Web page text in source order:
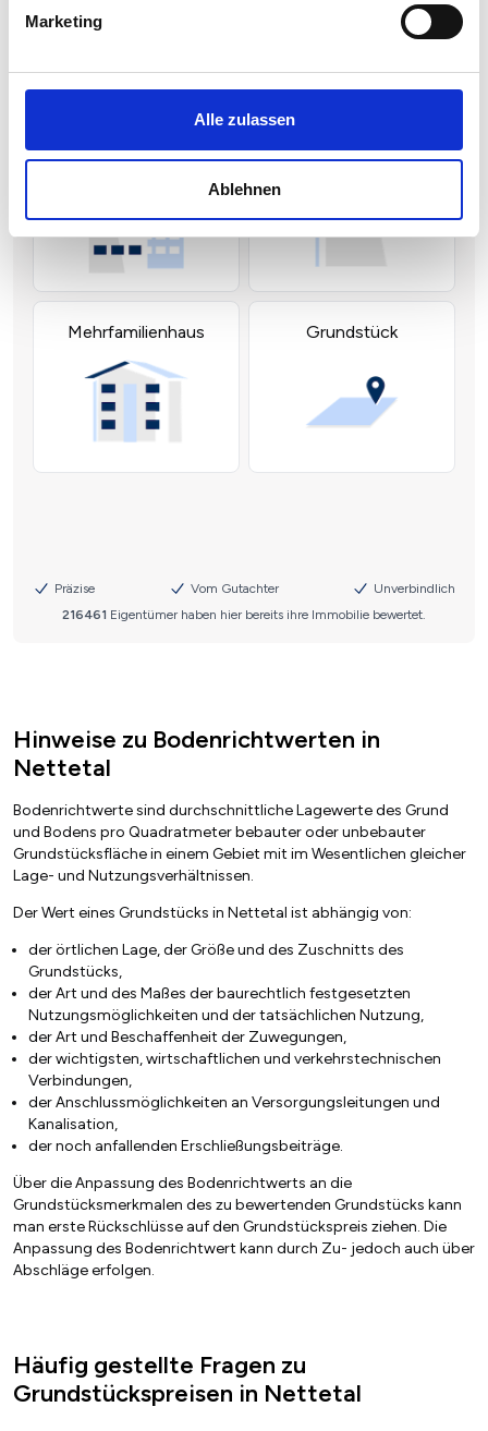
Marketing
Alle zulassen
Ablehnen
Hinweise zu Bodenrichtwerten in
Nettetal
Bodenrichtwerte sind durchschnittliche Lagewerte des Grund
und Bodens pro Quadratmeter bebauter oder unbebauter
Grundstücksfläche in einem Gebiet mit im Wesentlichen gleicher
Lage- und Nutzungsverhältnissen.
Der Wert eines Grundstücks in Nettetal ist abhängig von:
der örtlichen Lage, der Größe und des Zuschnitts des
Grundstücks,
der Art und des Maßes der baurechtlich festgesetzten
Nutzungsmöglichkeiten und der tatsächlichen Nutzung,
der Art und Beschaffenheit der Zuwegungen,
der wichtigsten, wirtschaftlichen und verkehrstechnischen
Verbindungen,
der Anschlussmöglichkeiten an Versorgungsleitungen und
Kanalisation,
der noch anfallenden Erschließungsbeiträge.
Über die Anpassung des Bodenrichtwerts an die
Grundstücksmerkmalen des zu bewertenden Grundstücks kann
man erste Rückschlüsse auf den Grundstückspreis ziehen. Die
Anpassung des Bodenrichtwert kann durch Zu- jedoch auch über
Abschläge erfolgen.
Häufig gestellte Fragen zu
Grundstückspreisen in Nettetal